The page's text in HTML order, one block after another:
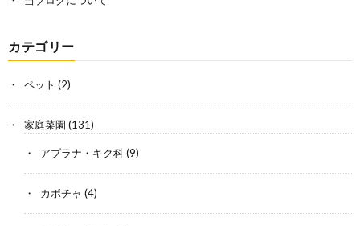
カテゴリー
ペット (2)
家庭菜園 (131)
アブラナ・キク科(9)
カボチャ (4)